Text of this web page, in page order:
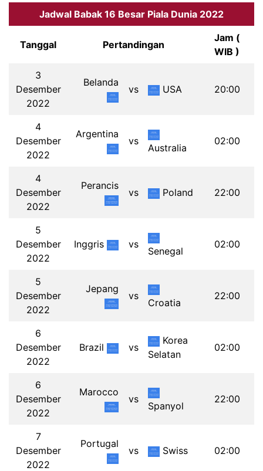
Jadwal Babak 16 Besar Piala Dunia 2022
Tanggal Pertandingan
Jam (
WIB )
3
Desember
2022
Belanda
vs USA 20:00
4
Desember
2022
Argentina
vs
Australia
02:00
4
Desember
2022
Perancis
vs Poland 22:00
5
Desember
2022
Inggris vs
Senegal
02:00
5
Desember
2022
Jepang
vs
Croatia
22:00
6
Desember
2022
Brazil vs
Korea
Selatan
02:00
6
Desember
2022
Marocco
vs
Spanyol
22:00
7
Desember
2022
Portugal
vs Swiss 02:00